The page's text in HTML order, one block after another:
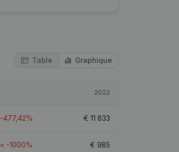
Table Graphique
2022
-477,42% € 11 833
< -1000% € 985